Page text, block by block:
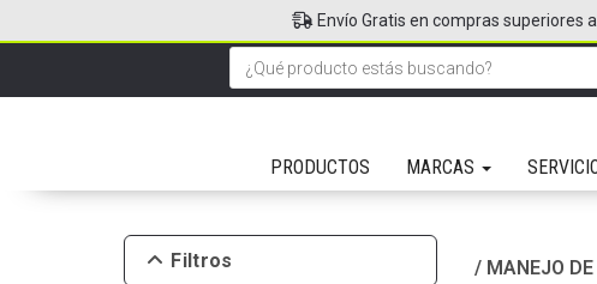
PRODUCTOS MARCAS
Envío Gratis en compras superiores
Filtros / MANEJO